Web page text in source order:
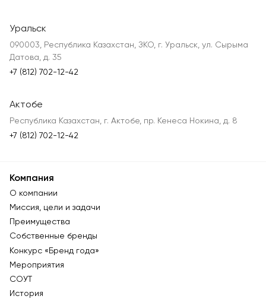
Уральск
090003, Республика Казахстан, ЗКО, г. Уральск, ул. Сырыма
Датова, д. 35
+7 (812) 702-12-42
Актобе
Республика Казахстан, г. Актобе, пр. Кенеса Нокина, д. 8
+7 (812) 702-12-42
Компания
О компании
Миссия, цели и задачи
Преимущества
Собственные бренды
Конкурс «Бренд года»
Мероприятия
СОУТ
История